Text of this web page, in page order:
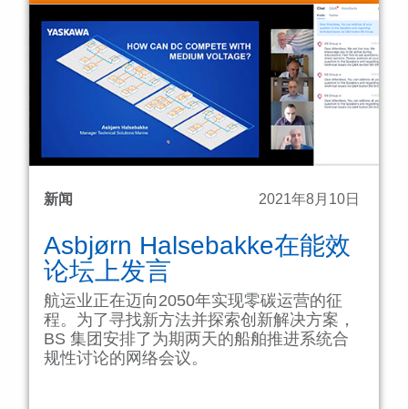
新闻 2021年8月10日
Asbjørn Halsebakke在能效
论坛上发言
航运业正在迈向2050年实现零碳运营的征
程。为了寻找新方法并探索创新解决方案，
BS 集团安排了为期两天的船舶推进系统合
规性讨论的网络会议。